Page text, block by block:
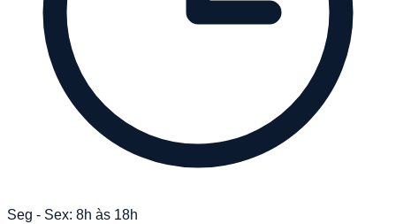
Seg - Sex: 8h às 18h